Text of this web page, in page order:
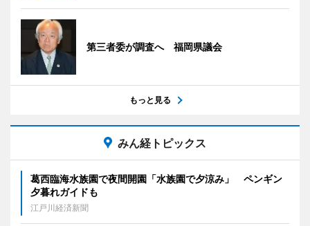
第三者委が調査へ 福岡県議会
もっと見る
みん経トピックス
葛西臨海水族園で夜間開園「水族園で夕涼み」 ペンギン
夕暮れガイドも
江戸川経済新聞